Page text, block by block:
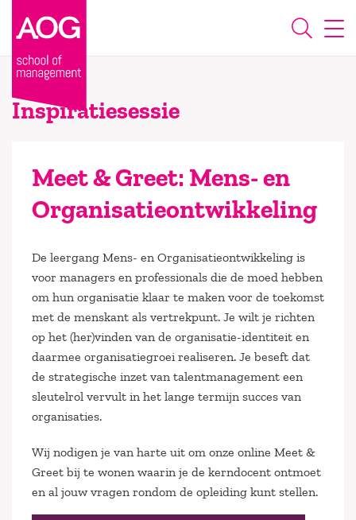
Inspiratiesessie
Meet & Greet: Mens- en
Organisatieontwikkeling
De leergang Mens- en Organisatieontwikkeling is
voor managers en professionals die de moed hebben
om hun organisatie klaar te maken voor de toekomst
met de menskant als vertrekpunt. Je wilt je richten
op het (her)vinden van de organisatie-identiteit en
daarmee organisatiegroei realiseren. Je beseft dat
de strategische inzet van talentmanagement een
sleutelrol vervult in het lange termijn succes van
organisaties.
Wij nodigen je van harte uit om onze online Meet &
Greet bij te wonen waarin je de kerndocent ontmoet
en al jouw vragen rondom de opleiding kunt stellen.